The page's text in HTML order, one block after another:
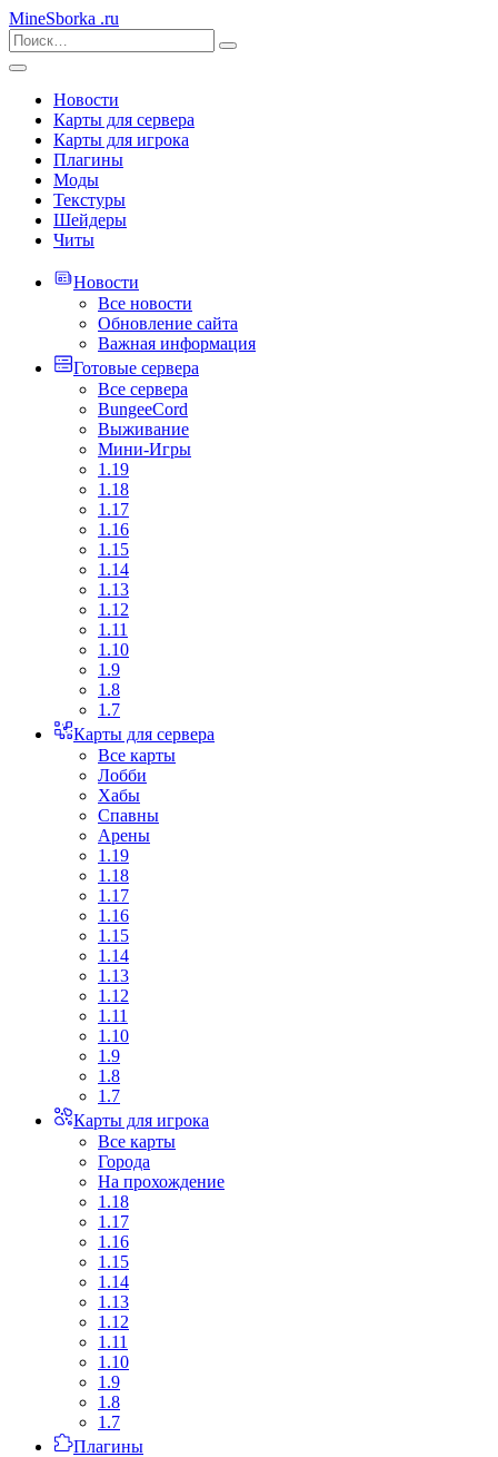
MineSborka .ru
Новости
Карты для сервера
Карты для игрока
Плагины
Моды
Текстуры
Шейдеры
Читы
Новости
Все новости
Обновление сайта
Важная информация
Готовые сервера
Все сервера
BungeeCord
Выживание
Мини-Игры
1.19
1.18
1.17
1.16
1.15
1.14
1.13
1.12
1.11
1.10
1.9
1.8
1.7
Карты для сервера
Все карты
Лобби
Хабы
Спавны
Арены
1.19
1.18
1.17
1.16
1.15
1.14
1.13
1.12
1.11
1.10
1.9
1.8
1.7
Карты для игрока
Все карты
Города
На прохождение
1.18
1.17
1.16
1.15
1.14
1.13
1.12
1.11
1.10
1.9
1.8
1.7
Плагины